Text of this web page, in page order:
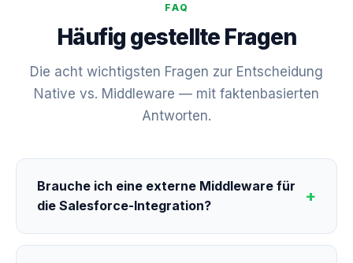
FAQ
Häufig gestellte Fragen
Die acht wichtigsten Fragen zur Entscheidung
Native vs. Middleware — mit faktenbasierten
Antworten.
Brauche ich eine externe Middleware für
die Salesforce-Integration?